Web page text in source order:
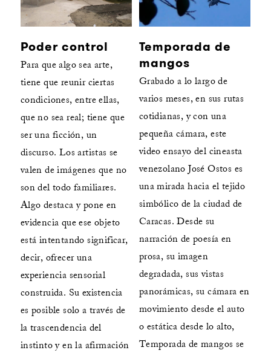
Poder control
Para que algo sea arte,
tiene que reunir ciertas
condiciones, entre ellas,
que no sea real; tiene que
ser una ficción, un
discurso. Los artistas se
valen de imágenes que no
son del todo familiares.
Algo destaca y pone en
evidencia que ese objeto
está intentando significar,
decir, ofrecer una
experiencia sensorial
construida. Su existencia
es posible solo a través de
la trascendencia del
instinto y en la afirmación
Temporada de
mangos
Grabado a lo largo de
varios meses, en sus rutas
cotidianas, y con una
pequeña cámara, este
video ensayo del cineasta
venezolano José Ostos es
una mirada hacia el tejido
simbólico de la ciudad de
Caracas. Desde su
narración de poesía en
prosa, su imagen
degradada, sus vistas
panorámicas, su cámara en
movimiento desde el auto
o estática desde lo alto,
Temporada de mangos se